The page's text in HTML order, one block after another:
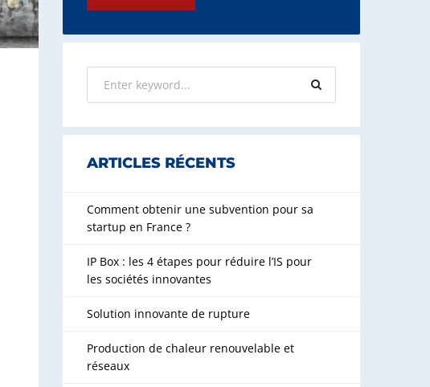
ARTICLES RÉCENTS
Comment obtenir une subvention pour sa
startup en France ?
IP Box : les 4 étapes pour réduire l’IS pour
les sociétés innovantes
Solution innovante de rupture
Production de chaleur renouvelable et
réseaux